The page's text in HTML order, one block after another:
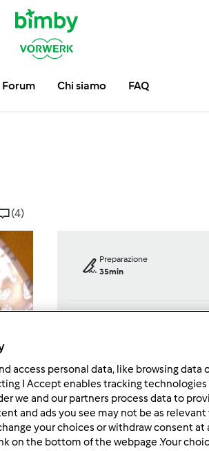
Forum Chi siamo FAQ
(4)
Preparazione
35min
porzione/porzioni
6persona/persone
access personal data, like browsing data
I Accept enables tracking
we and our partners process data to
and ads you see may not be as relevant
your choices or withdraw consent at
on the bottom of the webpage .Your